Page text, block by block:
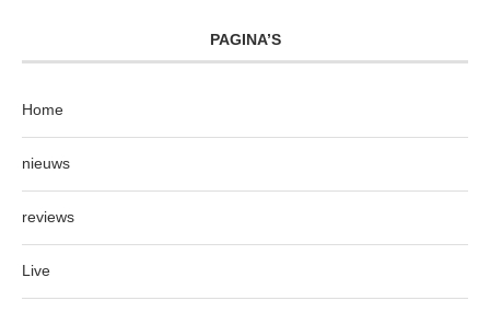
PAGINA’S
Home
nieuws
reviews
Live